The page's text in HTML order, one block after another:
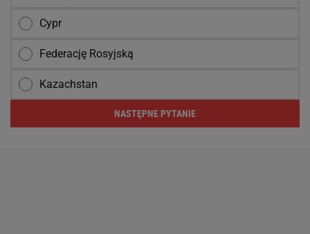
Cypr
Federację Rosyjską
Kazachstan
NASTĘPNE PYTANIE